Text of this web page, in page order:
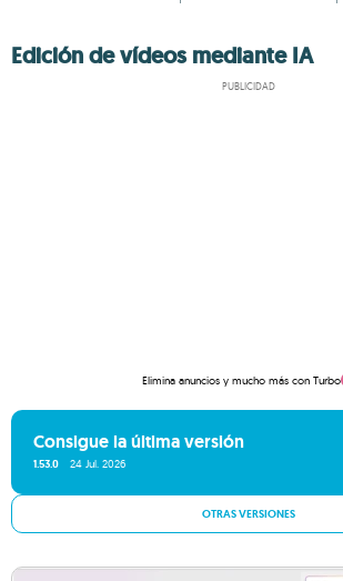
Edición de vídeos mediante IA
PUBLICIDAD
Elimina anuncios y mucho más con Turbo
Consigue la última versión
1.53.0 24 Jul. 2026
OTRAS VERSIONES